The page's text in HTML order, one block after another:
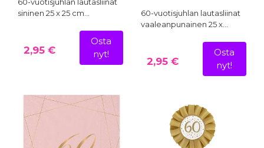
sininen 25 x 25 cm…
2,95 €
Osta
nyt!
60-vuotisjuhlan lautasliinat
vaaleanpunainen 25 x…
2,95 €
Osta
nyt!